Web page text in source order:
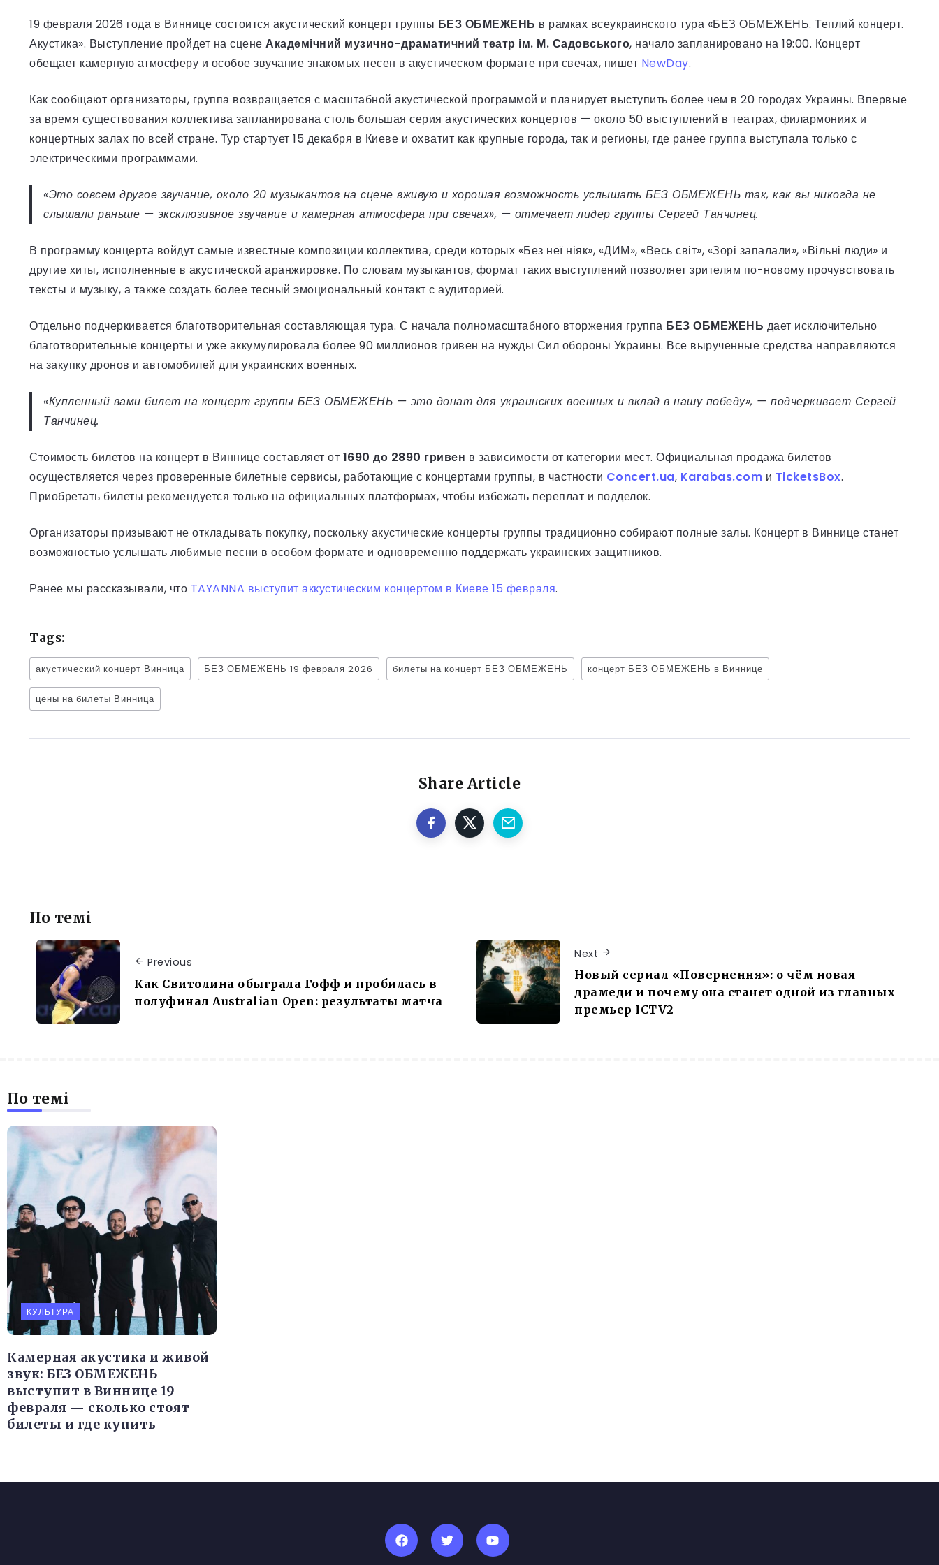
19 февраля 2026 года в Виннице состоится акустический концерт группы БЕЗ ОБМЕЖЕНЬ в рамках всеукраинского тура «БЕЗ ОБМЕЖЕНЬ. Теплий концерт.
Акустика». Выступление пройдет на сцене Академічний музично-драматичний театр ім. М. Садовського, начало запланировано на 19:00. Концерт
обещает камерную атмосферу и особое звучание знакомых песен в акустическом формате при свечах, пишет NewDay.
Как сообщают организаторы, группа возвращается с масштабной акустической программой и планирует выступить более чем в 20 городах Украины. Впервые
за время существования коллектива запланирована столь большая серия акустических концертов — около 50 выступлений в театрах, филармониях и
концертных залах по всей стране. Тур стартует 15 декабря в Киеве и охватит как крупные города, так и регионы, где ранее группа выступала только с
электрическими программами.
«Это совсем другое звучание, около 20 музыкантов на сцене вживую и хорошая возможность услышать БЕЗ ОБМЕЖЕНЬ так, как вы никогда не
слышали раньше — эксклюзивное звучание и камерная атмосфера при свечах», — отмечает лидер группы Сергей Танчинец.
В программу концерта войдут самые известные композиции коллектива, среди которых «Без неї ніяк», «ДИМ», «Весь світ», «Зорі запалали», «Вільні люди» и
другие хиты, исполненные в акустической аранжировке. По словам музыкантов, формат таких выступлений позволяет зрителям по-новому прочувствовать
тексты и музыку, а также создать более тесный эмоциональный контакт с аудиторией.
Отдельно подчеркивается благотворительная составляющая тура. С начала полномасштабного вторжения группа БЕЗ ОБМЕЖЕНЬ дает исключительно
благотворительные концерты и уже аккумулировала более 90 миллионов гривен на нужды Сил обороны Украины. Все вырученные средства направляются
на закупку дронов и автомобилей для украинских военных.
«Купленный вами билет на концерт группы БЕЗ ОБМЕЖЕНЬ — это донат для украинских военных и вклад в нашу победу», — подчеркивает Сергей
Танчинец.
Стоимость билетов на концерт в Виннице составляет от 1690 до 2890 гривен в зависимости от категории мест. Официальная продажа билетов
осуществляется через проверенные билетные сервисы, работающие с концертами группы, в частности Concert.ua, Karabas.com и TicketsBox.
Приобретать билеты рекомендуется только на официальных платформах, чтобы избежать переплат и подделок.
Организаторы призывают не откладывать покупку, поскольку акустические концерты группы традиционно собирают полные залы. Концерт в Виннице станет
возможностью услышать любимые песни в особом формате и одновременно поддержать украинских защитников.
Ранее мы рассказывали, что TAYANNA выступит аккустическим концертом в Киеве 15 февраля.
Tags:
акустический концерт Винница БЕЗ ОБМЕЖЕНЬ 19 февраля 2026 билеты на концерт БЕЗ ОБМЕЖЕНЬ концерт БЕЗ ОБМЕЖЕНЬ в Виннице
цены на билеты Винница
Share Article
По темі
Previous
Как Свитолина обыграла Гофф и пробилась в
полуфинал Australian Open: результаты матча
Next
Новый сериал «Повернення»: о чём новая
драмеди и почему она станет одной из главных
премьер ICTV2
По темі
КУЛЬТУРА
Камерная акустика и живой
звук: БЕЗ ОБМЕЖЕНЬ
выступит в Виннице 19
февраля — сколько стоят
билеты и где купить